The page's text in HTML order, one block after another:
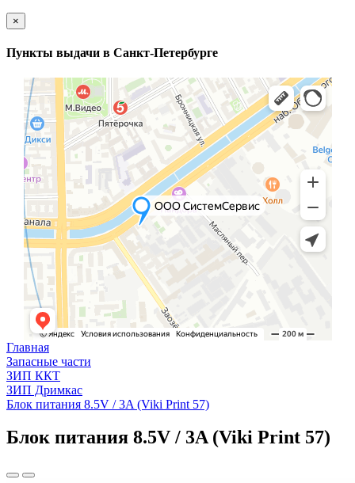
×
Пункты выдачи в Санкт-Петербурге
Главная
Запасные части
ЗИП ККТ
ЗИП Дримкас
Блок питания 8.5V / 3A (Viki Print 57)
Блок питания 8.5V / 3A (Viki Print 57)